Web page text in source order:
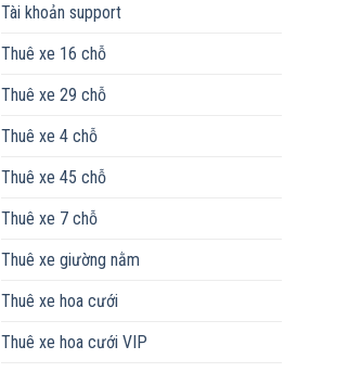
Tài khoản support
Thuê xe 16 chỗ
Thuê xe 29 chỗ
Thuê xe 4 chỗ
Thuê xe 45 chỗ
Thuê xe 7 chỗ
Thuê xe giường nằm
Thuê xe hoa cưới
Thuê xe hoa cưới VIP